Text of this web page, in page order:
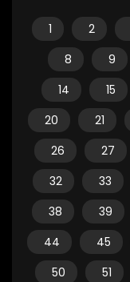
1 2
8
9
14
15
20
21
26
27
32
33
38
39
44
45
50
51